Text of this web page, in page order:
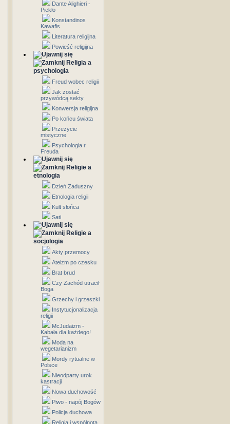
Dante Alighieri -
Piekło
Konstandinos
Kawafis
Literatura religijna
Powieść religijna
Religia a
psychologia
Freud wobec religii
Jak zostać
przywódcą sekty
Konwersja religijna
Po końcu świata
Przeżycie
mistyczne
Psychologia r.
Freuda
Religie a
etnologia
Dzień Zaduszny
Etnologia religii
Kult słońca
Sati
Religie a
socjologia
Akty przemocy
Ateizm po czesku
Brat brud
Czy Zachód utracił
Boga
Grzechy i grzeszki
Instytucjonalizacja
religii
McJudaizm -
Kabała dla każdego!
Moda na
wegetarianizm
Mordy rytualne w
Polsce
Nieodparty urok
kastracji
Nowa duchowość
Piwo - napój Bogów
Policja duchowa
Religia i wspólnota